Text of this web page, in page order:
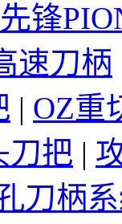
先锋
速刀柄
| OZ重
刀把 |
刀柄